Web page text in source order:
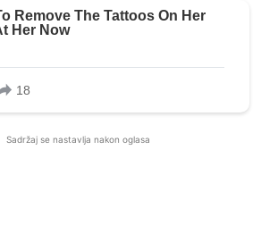
Sadržaj se nastavlja nakon oglasa